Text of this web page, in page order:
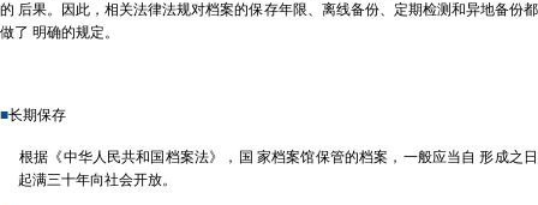
的 后果。因此，相关法律法规对档案的保存年限、离线备份、定期检测和异地备份都
做了 明确的规定。
■长期保存
根据《中华人民共和国档案法》，国 家档案馆保管的档案，一般应当自 形成之日
起满三十年向社会开放。